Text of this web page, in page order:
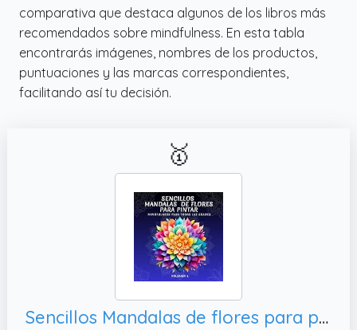
comparativa que destaca algunos de los libros más
recomendados sobre mindfulness. En esta tabla
encontrarás imágenes, nombres de los productos,
puntuaciones y las marcas correspondientes,
facilitando así tu decisión.
🥇
Sencillos Mandalas de flores para pintar: Libro para Colorear, Ideal Para Todas las Edades